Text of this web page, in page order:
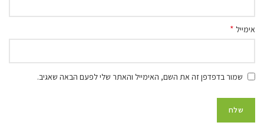
אימייל *
שמור בדפדפן זה את השם, האימייל והאתר שלי לפעם הבאה שאגיב.